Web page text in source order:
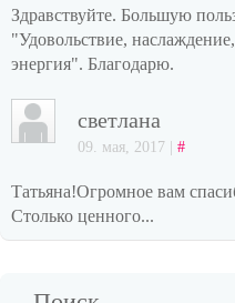
Здравствуйте. Большую
"Удовольствие,
энергия". Благодарю.
светлана
09. мая, 2017 | #
Татьяна!Огромное вам
Столько ценного...